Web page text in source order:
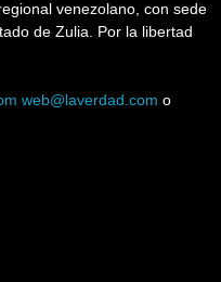
venezolano, con sede
de Zulia. Por la libertad
web@laverdad.com o